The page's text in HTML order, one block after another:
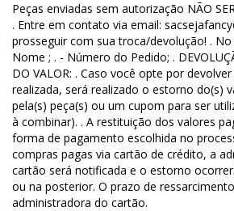
Peças enviadas sem autorização NÃO
. Entre em contato via email:
prosseguir com sua troca/devolução! .
Nome ; . - Número do Pedido; .
DO VALOR: . Caso você opte por
realizada, será realizado o estorno do(s)
pela(s) peça(s) ou um cupom para ser
à combinar). . A restituição dos valores
forma de pagamento escolhida no
compras pagas via cartão de crédito, a
cartão será notificada e o estorno
ou na posterior. O prazo de
administradora do cartão.